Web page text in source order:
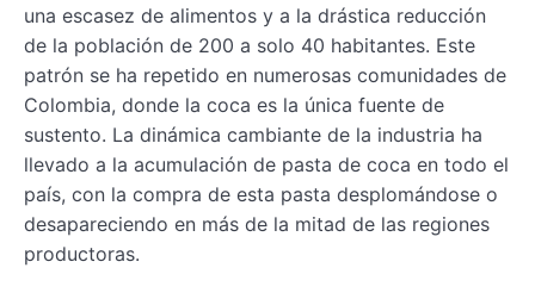
una escasez de alimentos y a la drástica reducción
de la población de 200 a solo 40 habitantes. Este
patrón se ha repetido en numerosas comunidades de
Colombia, donde la coca es la única fuente de
sustento. La dinámica cambiante de la industria ha
llevado a la acumulación de pasta de coca en todo el
país, con la compra de esta pasta desplomándose o
desapareciendo en más de la mitad de las regiones
productoras.